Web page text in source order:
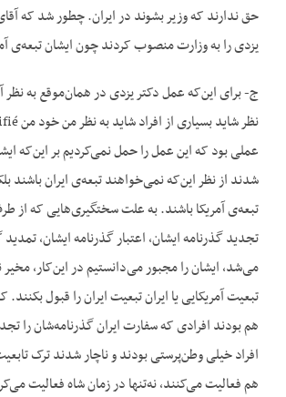
حق ندارند که وزیر بشوند در ایران. چطور شد که
یزدی را به وزارت منصوب کردند چون ایشان تبعه‌ی
ج- برای این‌که عمل دکتر یزدی در همان‌موقع به نظر
عملی بود که این عمل را حمل نمی‌کردیم بر این‌که
شدند از نظر این‌که نمی‌خواهند تبعه‌ی ایران باشند
تبعه‌ی آمریکا باشند. به علت سختگیری‌هایی که از
تجدید گذرنامه ‌ایشان، اعتبار گذرنامه‌ ایشان،
می‌شد، ایشان را مجبور می‌دانستیم در این‌کار،
تبعیت آمریکایی یا ایران تبعیت ایران را قبول بکنند.
هم بودند افرادی که سفارت ایران گذرنامه‌شان را
افراد خیلی وطن‌پرستی بودند و ناچار شدند ترک
هم فعالیت می‌کنند، نه‌تنها در زمان شاه فعالیت